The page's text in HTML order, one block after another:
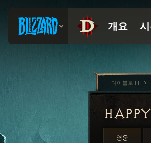
영웅
디아블로 III